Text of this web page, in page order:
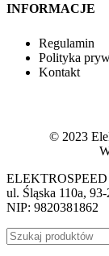
INFORMACJE
Regulamin
Polityka
Kontakt
© 2023
ELEKTROSPEED
ul. Śląska 110a,
NIP: 9820381862